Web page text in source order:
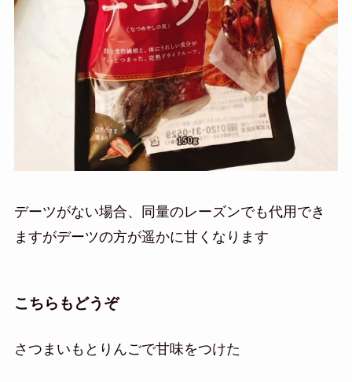
デーツがない場合、同量のレーズンでも代用でき
ますがデーツの方が遥かに甘くなります
こちらもどうぞ
さつまいもとりんごで甘味をつけた